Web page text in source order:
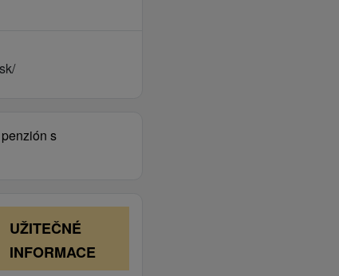
s
UŽITEČNÉ
INFORMACE